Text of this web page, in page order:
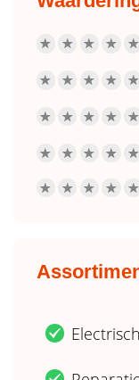
R R R R R
R R R R R
R R R R R
R R R R R
R R R R R
.